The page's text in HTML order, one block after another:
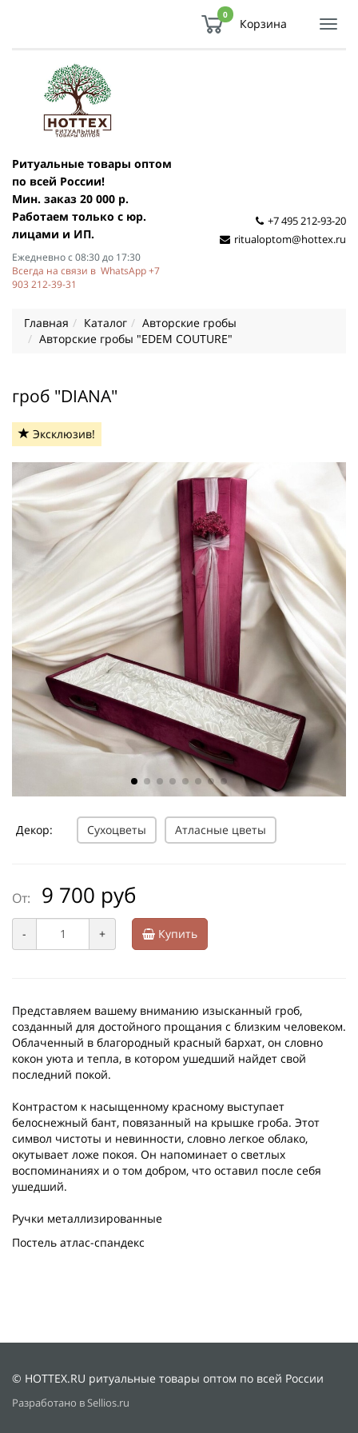
0
Корзина
Ритуальные товары оптом
по всей России!
Мин. заказ 20 000 р.
Работаем только с юр.
лицами и ИП.
Ежедневно с 08:30 до 17:30
Всегда на связи в WhatsApp +7
903 212-39-31
+7 495 212-93-20
ritualoptom@hottex.ru
Главная Каталог
Авторские гробы
Авторские гробы "EDEM COUTURE"
гроб "DIANA"
Эксклюзив!
Декор: Сухоцветы Атласные цветы
От: 9 700 руб
- + Купить
Представляем вашему вниманию изысканный гроб,
созданный для достойного прощания с близким человеком.
Облаченный в благородный красный бархат, он словно
кокон уюта и тепла, в котором ушедший найдет свой
последний покой.
Контрастом к насыщенному красному выступает
белоснежный бант, повязанный на крышке гроба. Этот
символ чистоты и невинности, словно легкое облако,
окутывает ложе покоя. Он напоминает о светлых
воспоминаниях и о том добром, что оставил после себя
ушедший.
Ручки металлизированные
Постель атлас-спандекс
© HOTTEX.RU ритуальные товары оптом по всей России
Разработано в Sellios.ru